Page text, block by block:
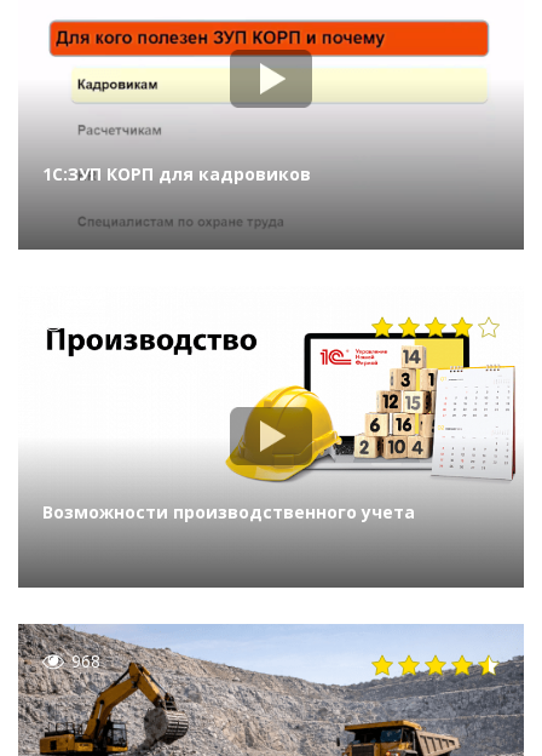
1С:ЗУП КОРП для кадровиков
Возможности производственного учета
968